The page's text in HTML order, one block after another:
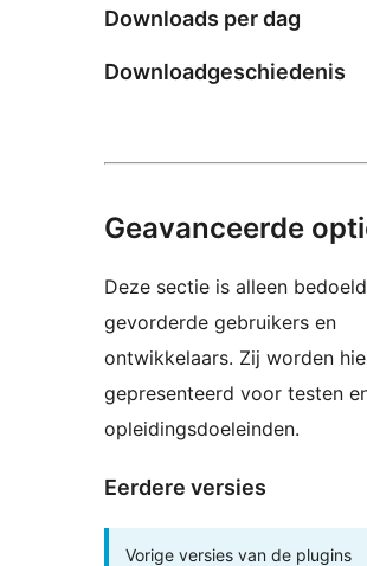
Downloads per dag
Downloadgeschiedenis
Geavanceerde
Deze sectie is alleen
gevorderde gebruikers en
ontwikkelaars. Zij worden
gepresenteerd voor testen
opleidingsdoeleinden.
Eerdere versies
Vorige versies van de plugins